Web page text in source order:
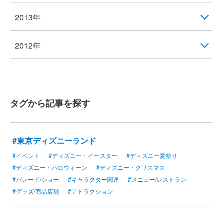
2013年
2012年
タグから記事を探す
#東京ディズニーランド
#イベント #ディズニー・イースター
#ディズニー夏祭り
#ディズニー・ハロウィーン
#ディズニー・クリスマス
#パレード/ショー
#キャラクター関連
#メニュー/レストラン
#グッズ/商品店舗
#アトラクション